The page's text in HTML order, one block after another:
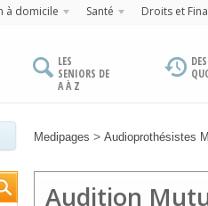
à domicile Santé Droits et
LES
SENIORS DE
A À Z
Medipages > Audioprothésistes
Audition